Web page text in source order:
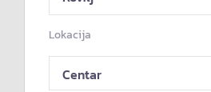
Lokacija
Centar